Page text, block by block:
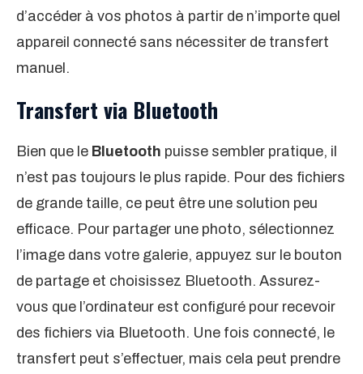
d’accéder à vos photos à partir de n’importe quel
appareil connecté sans nécessiter de transfert
manuel.
Transfert via Bluetooth
Bien que le Bluetooth puisse sembler pratique, il
n’est pas toujours le plus rapide. Pour des fichiers
de grande taille, ce peut être une solution peu
efficace. Pour partager une photo, sélectionnez
l’image dans votre galerie, appuyez sur le bouton
de partage et choisissez Bluetooth. Assurez-
vous que l’ordinateur est configuré pour recevoir
des fichiers via Bluetooth. Une fois connecté, le
transfert peut s’effectuer, mais cela peut prendre